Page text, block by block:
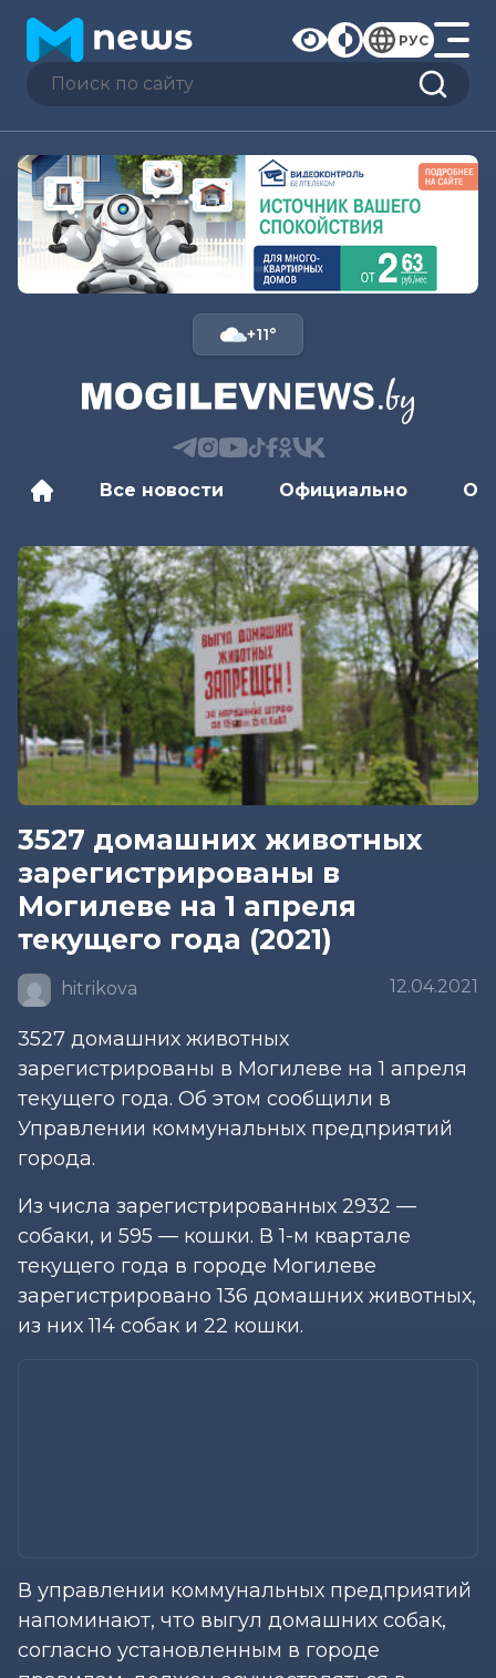
РУС
+11°
Все новости Официально
3527 домашних животных
зарегистрированы в
Могилеве на 1 апреля
текущего года (2021)
hitrikova 12.04.2021
3527 домашних животных
зарегистрированы в Могилеве на 1 апреля
текущего года. Об этом сообщили в
Управлении коммунальных предприятий
города.
Из числа зарегистрированных 2932 —
собаки, и 595 — кошки. В 1-м квартале
текущего года в городе Могилеве
зарегистрировано 136 домашних животных,
из них 114 собак и 22 кошки.
В управлении коммунальных предприятий
напоминают, что выгул домашних собак,
согласно установленным в городе